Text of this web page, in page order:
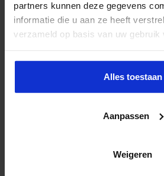
partners kunnen deze gegevens
informatie die u aan ze heeft
verzameld op basis van uw gebruik
Alles toestaan
Aanpassen
Weigeren